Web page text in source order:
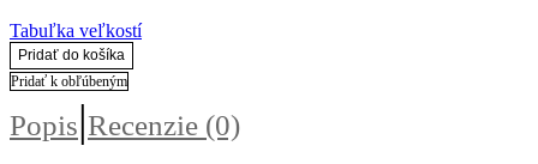
Tabuľka veľkostí
Pridať do košíka
Pridať k obľúbeným
Popis|Recenzie (0)